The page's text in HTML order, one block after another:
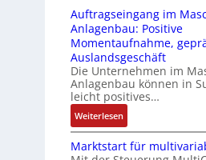
s
c
h
f
l
e
x
i
b
i
n
e
n
4
G
u
n
d
Z
e
r
t
i
f
z
i
e
u
c
k
a
u
s
g
l
i
Auftragseingang im
Anlagenbau: Positive
Momentaufnahme,
Auslandsgeschäft
Die Unternehmen im
Anlagenbau können in
leicht positives…
Weiterlesen:
A
u
Marktstart für